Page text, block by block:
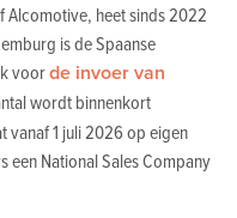
Alcomotive, heet sinds 2022
is de Spaanse
voorde invoer van
wordt binnenkort
vanaf 1 juli 2026 op eigen
een National Sales Company